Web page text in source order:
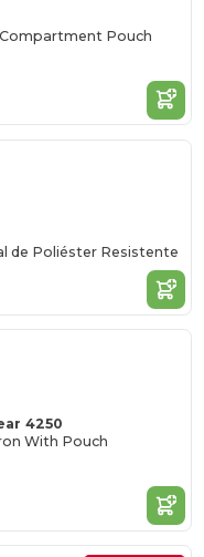
Pouch
de Poliéster Resistente
4250
With Pouch